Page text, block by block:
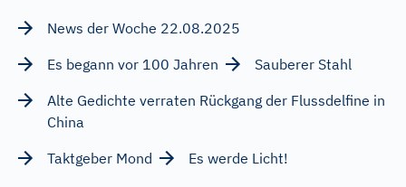
News der Woche 22.08.2025
Es begann vor 100 Jahren
Sauberer Stahl
Alte Gedichte verraten Rückgang der Flussdelfine in
China
Taktgeber Mond
Es werde Licht!